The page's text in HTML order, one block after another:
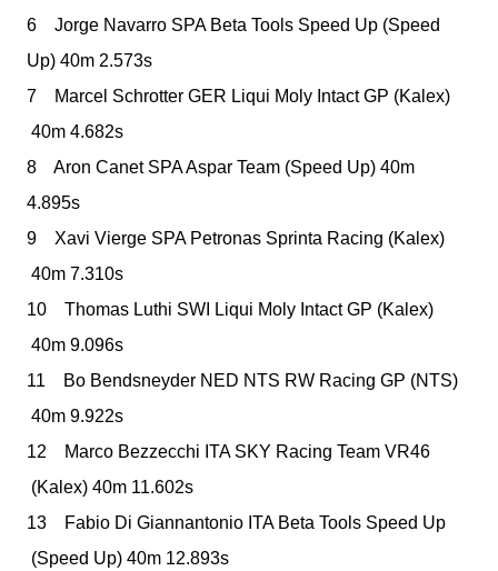
6 Jorge Navarro SPA Beta Tools Speed Up (Speed
Up) 40m 2.573s
7 Marcel Schrotter GER Liqui Moly Intact GP (Kalex)
40m 4.682s
8 Aron Canet SPAAspar Team (Speed Up) 40m
4.895s
9 Xavi Vierge SPA Petronas Sprinta Racing (Kalex)
40m 7.310s
10 Thomas Luthi SWI Liqui Moly Intact GP (Kalex)
40m 9.096s
11 Bo Bendsneyder NED NTS RW Racing GP (NTS)
40m 9.922s
12 Marco Bezzecchi ITA SKY Racing Team VR46
(Kalex) 40m 11.602s
13 Fabio Di Giannantonio ITA Beta Tools Speed Up
(Speed Up) 40m 12.893s